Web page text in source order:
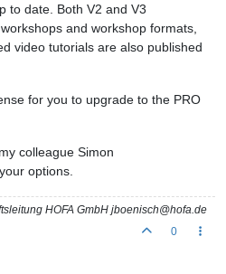
to date. Both V2 and V3
workshops and workshop formats
video tutorials are also published
for you to upgrade to the PRO
my colleague Simon
your options
HOFA GmbH jboenisch@hofa.de
0